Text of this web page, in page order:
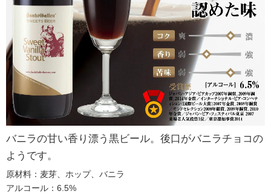
バニラの甘い香り漂う黒ビール。後口がバニラチョコの
ようです。
原材料：麦芽、ホップ、バニラ
アルコール：6.5%